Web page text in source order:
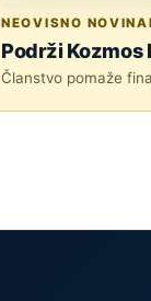
NEOVISNO
Podrži Kozmos
Članstvo pomaže